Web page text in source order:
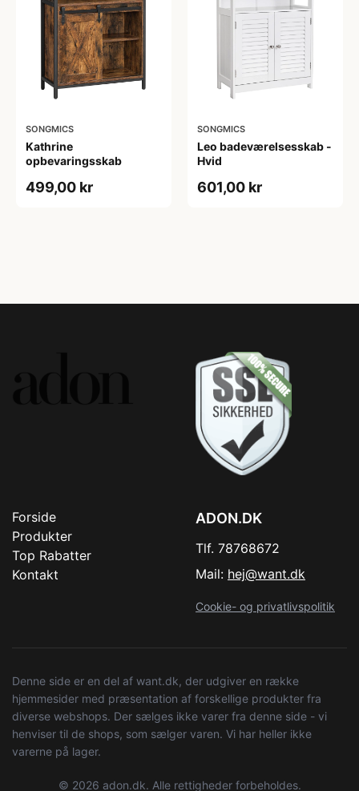
SONGMICS
Kathrine
opbevaringsskab
499,00 kr
SONGMICS
Leo badeværelsesskab -
Hvid
601,00 kr
Forside
Produkter
Top Rabatter
Kontakt
ADON.DK
Tlf. 78768672
Mail: hej@want.dk
Cookie- og privatlivspolitik
Denne side er en del af want.dk, der udgiver en række
hjemmesider med præsentation af forskellige produkter fra
diverse webshops. Der sælges ikke varer fra denne side - vi
henviser til de shops, som sælger varen. Vi har heller ikke
varerne på lager.
© 2026 adon.dk. Alle rettigheder forbeholdes.